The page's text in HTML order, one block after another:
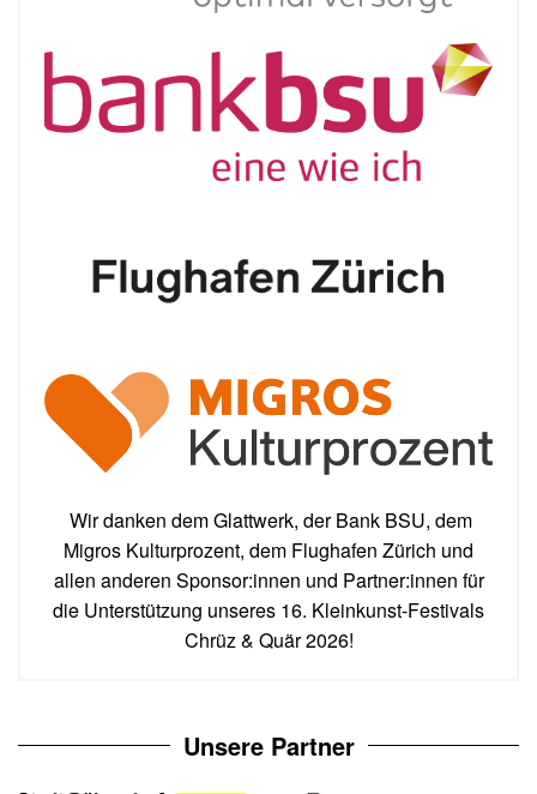
Wir danken dem Glattwerk, der Bank BSU, dem
Migros Kulturprozent, dem Flughafen Zürich und
allen anderen Sponsor:innen und Partner:innen für
die Unterstützung unseres 16. Kleinkunst-Festivals
Chrüz & Quär 2026!
Unsere Partner